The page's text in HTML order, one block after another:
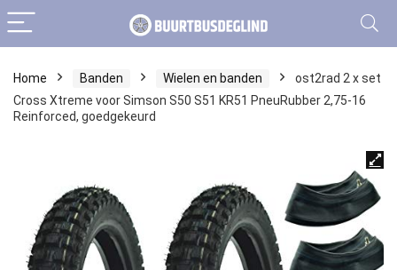
Home Banden Wielen en banden
ost2rad 2 x set
Cross Xtreme voor Simson S50 S51 KR51 PneuRubber 2,75-16
Reinforced, goedgekeurd